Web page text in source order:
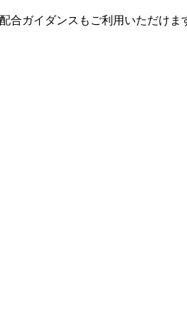
合ガイダンスもご利用いただけま